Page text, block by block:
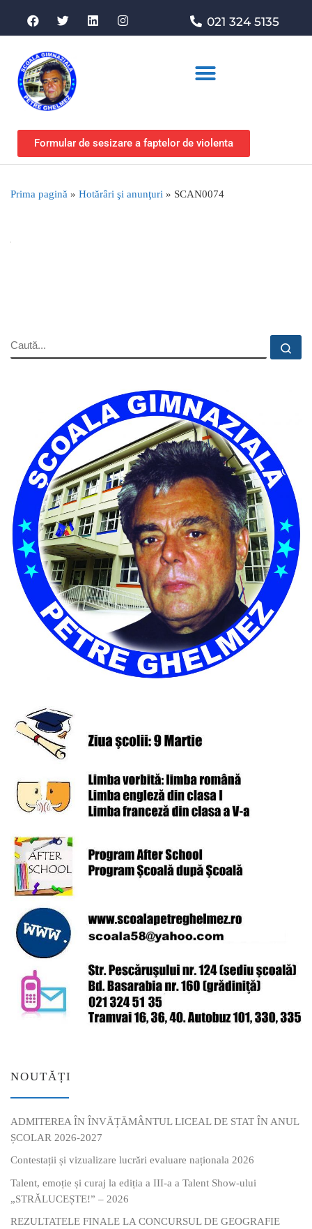
021 324 5135
Formular de sesizare a faptelor de violenta
Prima pagină » Hotărâri şi anunţuri » SCAN0074
NOUTĂȚI
ADMITEREA ÎN ÎNVĂȚĂMÂNTUL LICEAL DE STAT ÎN ANUL
ȘCOLAR 2026-2027
Contestații și vizualizare lucrări evaluare naționala 2026
Talent, emoție și curaj la ediția a III-a a Talent Show-ului
„STRĂLUCEȘTE!” – 2026
REZULTATELE FINALE LA CONCURSUL DE GEOGRAFIE